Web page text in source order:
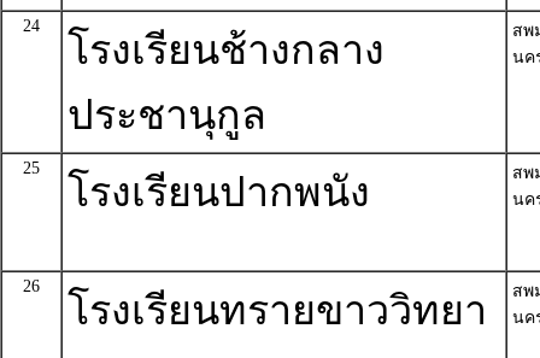
24
โรงเรียนช้างกลาง
ประชานุกูล
สพ
นค
25
โรงเรียนปากพนัง
สพ
นค
26
โรงเรียนทรายขาววิทยา
สพ
นค